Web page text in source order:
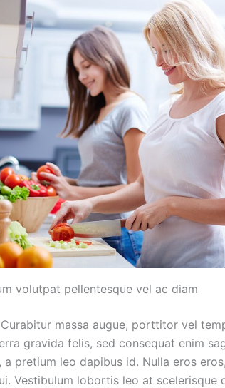
volutpat pellentesque vel ac diam
massa augue, porttitor vel
gravida felis, sed consequat enim
a pretium leo dapibus id. Nulla eros
Vestibulum lobortis leo at scelerisque